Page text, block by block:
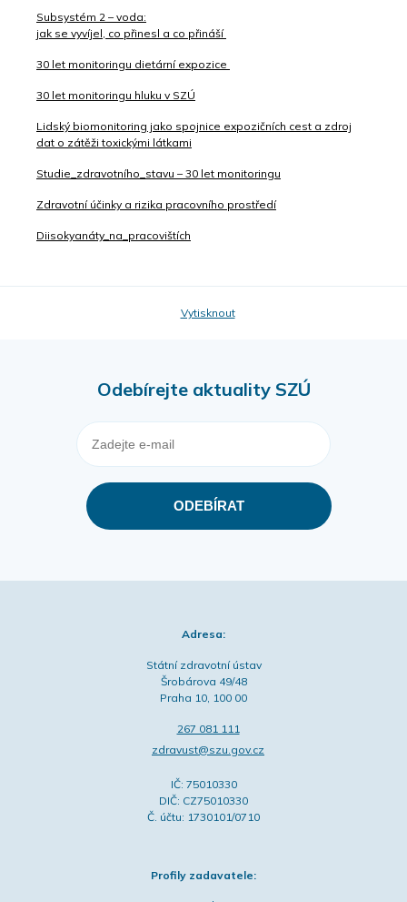
Subsystém 2 – voda:
jak se vyvíjel, co přinesl a co přináší
30 let monitoringu dietární expozice
30 let monitoringu hluku v SZÚ
Lidský biomonitoring jako spojnice expozičních cest a zdroj
dat o zátěži toxickými látkami
Studie_zdravotního_stavu – 30 let monitoringu
Zdravotní účinky a rizika pracovního prostředí
Diisokyanáty_na_pracovištích
Vytisknout
Odebírejte aktuality SZÚ
Adresa:
Státní zdravotní ústav
Šrobárova 49/48
Praha 10, 100 00
267 081 111
zdravust@szu.gov.cz
IČ: 75010330
DIČ: CZ75010330
Č. účtu: 1730101/0710
Profily zadavatele: